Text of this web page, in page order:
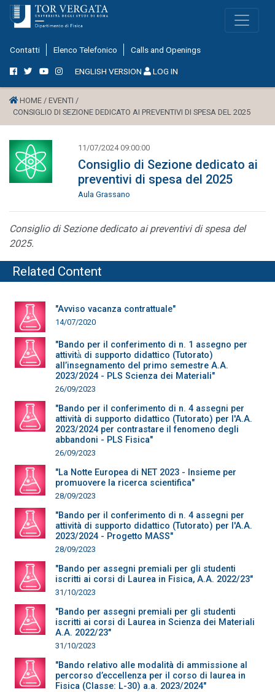
Contatti Elenco Telefonico Calls and Openings
ENGLISH VERSION LOG IN
HOME / EVENTI /
CONSIGLIO DI SEZIONE DEDICATO AI PREVENTIVI DI SPESA DEL 2025
11/07/2024 09:00:00
Consiglio di Sezione dedicato ai
preventivi di spesa del 2025
Aula Grassano
Consiglio di Sezione dedicato ai preventivi di spesa del
2025.
Related Content
"Avviso vacanza contrattuale"
14/07/2020
"Bando per il conferimento di n. 1 assegno per
attività̀ di supporto didattico (Tutorato)
all’insegnamento del primo semestre A.A.
2023/2024 - PLS Scienza dei Materiali"
26/09/2023
"Bando per il conferimento di n. 4 assegni per
attività di supporto didattico (Tutorato) per l'A.A.
2023/2024 per contrastare il fenomeno degli
abbandoni - PLS Fisica"
26/09/2023
"La Notte Europea di NET 2023 - Insieme per
promuovere la ricerca scientifica"
28/09/2023
"Bando per il conferimento di n. 4 assegni per
attività di supporto didattico (Tutorato) per l'A.A.
2023/2024 - Progetto MASS"
28/09/2023
"Bando per assegni premiali per gli studenti
iscritti ai corsi di Laurea in Fisica, A.A. 2022/23"
31/10/2023
"Bando per assegni premiali per gli studenti
iscritti ai corsi di Laurea in Scienza dei Materiali
A.A. 2022/23"
31/10/2023
"Bando relativo alle modalità di ammissione al
percorso d’eccellenza per il corso di laurea in
Fisica (Classe: L-30) a.a. 2023/2024"